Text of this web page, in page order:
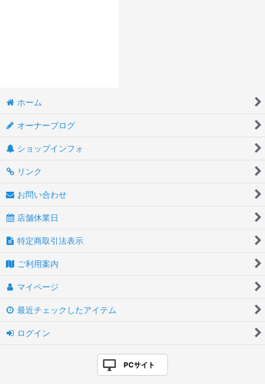
ホーム
オーナーブログ
ショップインフォ
リンク
お問い合わせ
店舗休業日
特定商取引法表示
ご利用案内
マイページ
最近チェックしたアイテム
ログイン
PCサイト